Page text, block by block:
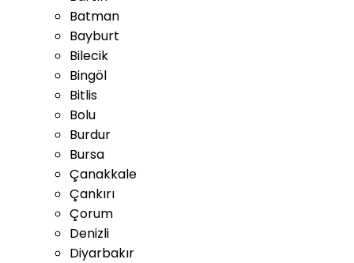
Batman
Bayburt
Bilecik
Bingöl
Bitlis
Bolu
Burdur
Bursa
Çanakkale
Çankırı
Çorum
Denizli
Diyarbakır